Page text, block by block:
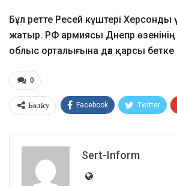
Бұл ретте Ресей күштері Херсонды
жатыр. РФ армиясы Днепр
облыс орталығына дәл қарсы
0
Бөлісу Facebook Twitter
Sert-Inform